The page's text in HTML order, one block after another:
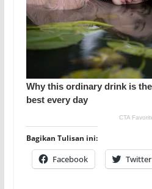
Bagikan Tulisan ini:
Facebook Twitter